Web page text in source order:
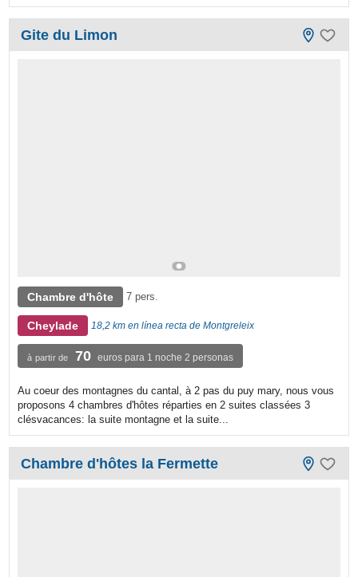
Gite du Limon
Chambre d'hôte 7 pers.
Cheylade 18,2 km en línea recta de Montgreleix
à partir de 70 euros para 1 noche 2 personas
Au coeur des montagnes du cantal, à 2 pas du puy mary, nous vous
proposons 4 chambres d'hôtes réparties en 2 suites classées 3
clésvacances: la suite montagne et la suite...
Chambre d'hôtes la Fermette